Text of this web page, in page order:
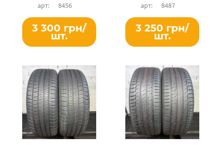
8456
3 300 грн/
шт.
8487
3 250 грн/
шт.